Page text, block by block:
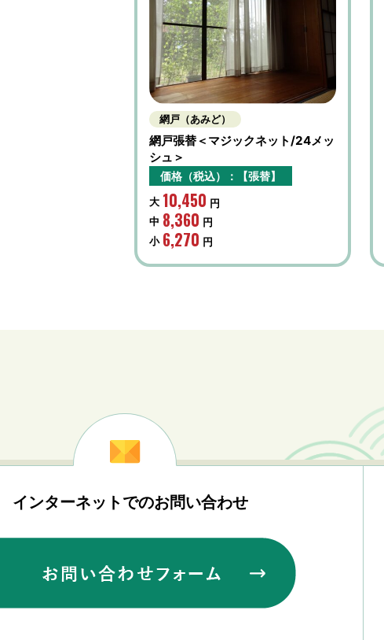
網戸（あみど）
網戸張替＜マジックネット/24メッ
シュ＞
価格（税込）：【張替】
大 10,450 円
中 8,360 円
小 6,270 円
インターネットでのお問い合わせ